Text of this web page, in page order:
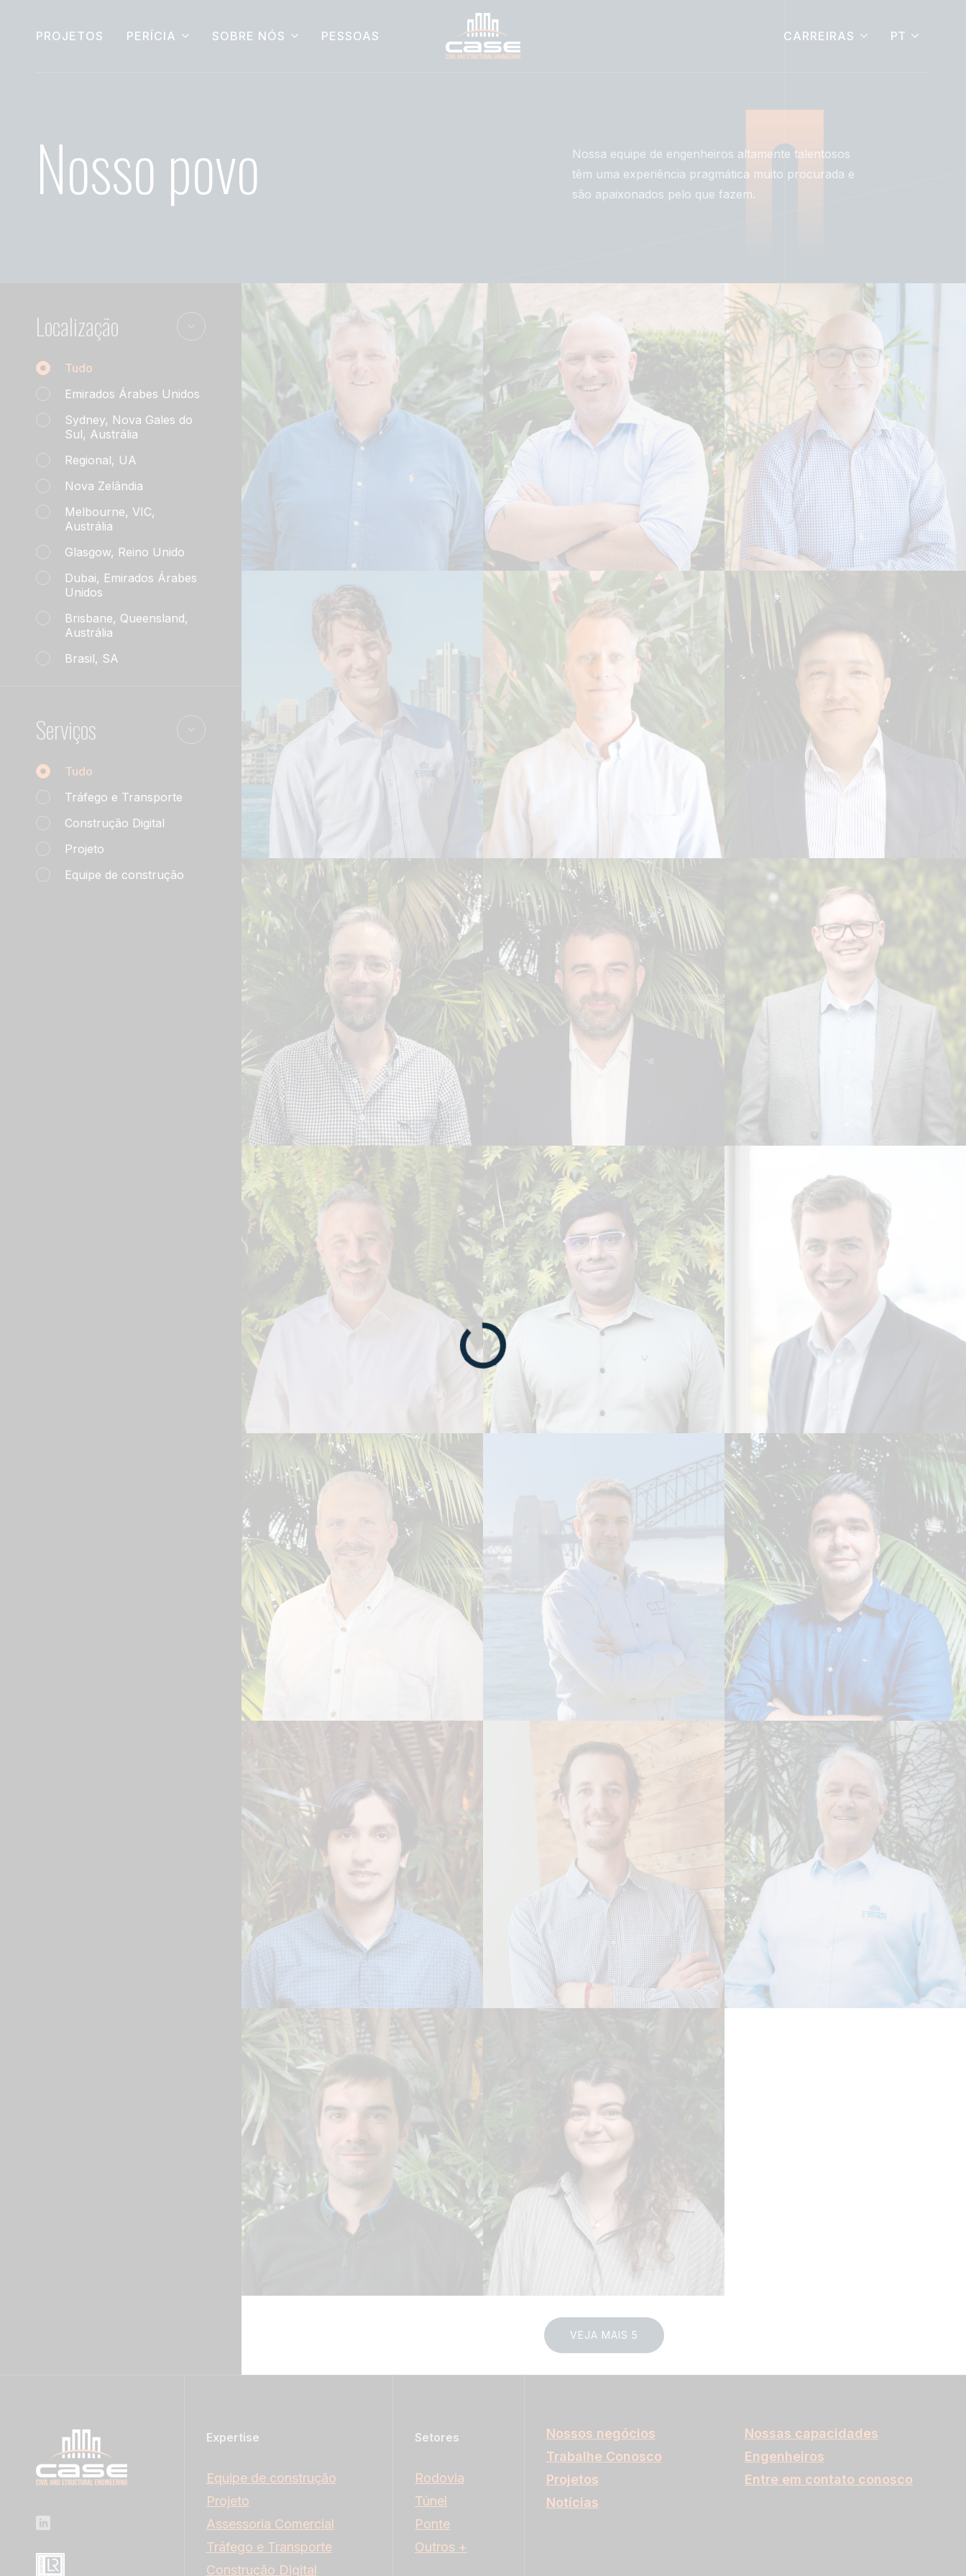
PROJETOS PERÍCIA SOBRE NÓS PESSOAS CARREIRAS PT
Nosso povo
Nossa equipe de engenheiros altamente talentosos
têm uma experiência pragmática muito procurada e
são apaixonados pelo que fazem.
Localização
Localização da equipe
Tudo
Emirados Árabes Unidos
Sydney, Nova Gales do
Sul, Austrália
Regional, UA
Nova Zelândia
Melbourne, VIC,
Austrália
Glasgow, Reino Unido
Dubai, Emirados Árabes
Unidos
Brisbane, Queensland,
Austrália
Brasil, SA
Serviços
Serviços de equipe
Tudo
Tráfego e Transporte
Construção Digital
Projeto
Equipe de construção
Colin Calder Daniel Taylor
DIRETOR-GERAL - CASE
Jonathan Davies
CHEFE GLOBAL DE
ENGENHARIA
Leia Biografia
Florian Dieterle
DIRETOR TÉCNICO
Ben McLean Tikone So
ENGENHEIRO DE TRÁFEGO
PRINCIPAL
Joshua Bunn
GERENTE DE TRÁFEGO
Leia Biografia
Mark Keane
GERENTE GERAL – IRLANDA /
Colin Henderson
Leia Biografia
Paul McQue Anil Jose
CHEFE DE ENGENHARIA
ESTRUTURAL PRINCIPAL
Leia Biografia
Matthew Kehoe
GERENTE GERAL -
CONSTRUÇÃO DIGITAL
Dean Reid Florian Wagner
GESTOR DE PROJETO
Mohsen Omidi
ENGENHEIRO DE PROJETO
ASSOCIADO
Leia Biografia
Nabeel Hasan
ENGENHEIRO DE PROJETO
Joakim Dupleix
ENGENHEIRO PRINCIPAL E
GERENTE REGIONAL - BRASIL
Leia Biografia
Barry Pike
Leia Biografia
Clement Cazi
ENGENHEIRO BIM SÊNIOR
Alex Currie
LÍDER DE CONSTRUÇÃO
DIGITAL | NSW, VIC E SA
VEJA MAIS 5
Expertise
Equipe de construção
Projeto
Assessoria Comercial
Tráfego e Transporte
Construção Digital
Setores
Rodovia
Túnel
Ponte
Outros +
Nossos negócios
Trabalhe Conosco
Projetos
Notícias
Nossas capacidades
Engenheiros
Entre em contato conosco